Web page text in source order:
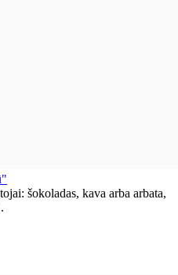
šokoladas, kava arba arbata,